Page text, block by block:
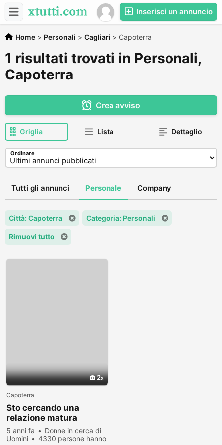
Inserisci un annuncio
Home > Personali > Cagliari > Capoterra
1 risultati trovati in Personali,
Capoterra
Crea avviso
Griglia Lista Dettaglio
Ordinare
Tutti gli annunci Personale Company
Città: Capoterra Categoria: Personali
Rimuovi tutto
2
Capoterra
Sto cercando una
relazione matura
5 anni fa
Donne in cerca di
Uomini
4330 persone hanno